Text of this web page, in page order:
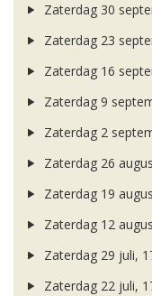
Zaterdag 30
Zaterdag 23
Zaterdag 16
Zaterdag 9
Zaterdag 2
Zaterdag 26
Zaterdag 19
Zaterdag 12
Zaterdag 29 juli,
Zaterdag 22 juli,